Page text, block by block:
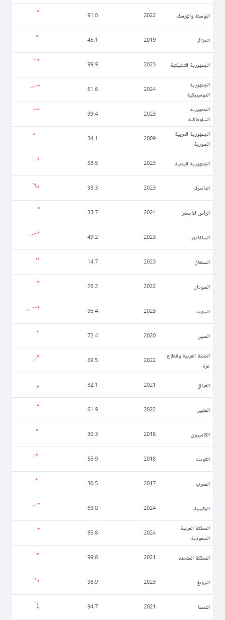
البوسنة والهرسك 2022
91.0
الجزائر 2019
45.1
الجمهورية التشيكية 2023
99.9
الجمهورية
الدومينيكية
2024
61.6
الجمهورية
السلوفاكية
2023
99.4
الجمهورية العربية
السورية
2009
34.1
الجمهورية اليمنية 2023
33.5
الدانمرك 2023
93.3
الرأس الأخضر 2024
33.7
السلفادور 2023
49.2
السنغال 2023
14.7
السودان 2022
26.2
السويد 2023
95.4
الصين 2020
72.4
الضفة الغربية وقطاع
غزة
2022
69.5
العراق 2021
32.1
الفلبين 2022
61.9
الكاميرون 2018
30.3
الكويت 2018
55.9
المغرب 2017
30.5
المكسيك 2024
69.0
المملكة العربية
السعودية
2024
85.8
المملكة المتحدة 2021
99.8
النرويغ 2023
98.9
النمسا 2021
94.7